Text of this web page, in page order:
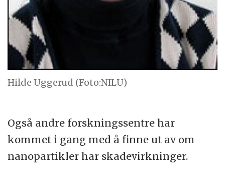
Hilde Uggerud (Foto:NILU)
Også andre forskningssentre har
kommet i gang med å finne ut av om
nanopartikler har skadevirkninger.